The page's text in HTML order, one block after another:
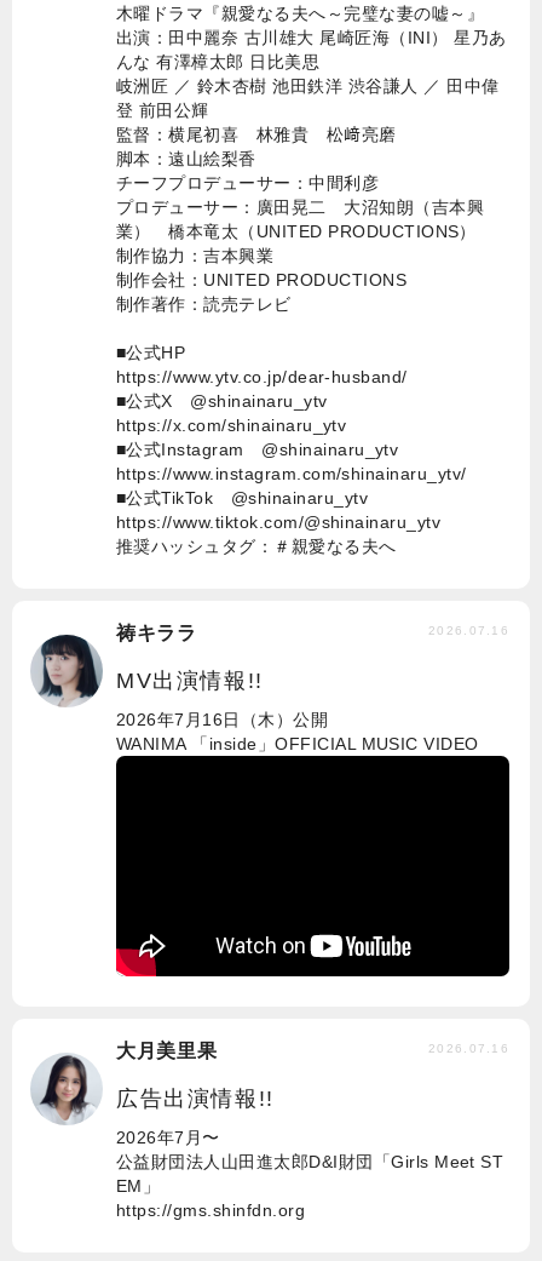
木曜ドラマ『親愛なる夫へ～完璧な妻の嘘～』
出演：田中麗奈 古川雄大 尾崎匠海（INI） 星乃あ
んな 有澤樟太郎 日比美思
岐洲匠 ／ 鈴木杏樹 池田鉄洋 渋谷謙人 ／ 田中偉
登 前田公輝
監督：横尾初喜 林雅貴 松﨑亮磨
脚本：遠山絵梨香
チーフプロデューサー：中間利彦
プロデューサー：廣田晃二 大沼知朗（吉本興
業） 橋本竜太（UNITED PRODUCTIONS）
制作協力：吉本興業
制作会社：UNITED PRODUCTIONS
制作著作：読売テレビ
■公式HP
https://www.ytv.co.jp/dear-husband/
■公式X @shinainaru_ytv
https://x.com/shinainaru_ytv
■公式Instagram @shinainaru_ytv
https://www.instagram.com/shinainaru_ytv/
■公式TikTok @shinainaru_ytv
https://www.tiktok.com/@shinainaru_ytv
推奨ハッシュタグ：＃親愛なる夫へ
祷キララ
MV出演情報!!
2026年7月16日（木）公開
WANIMA 「inside」OFFICIAL MUSIC VIDEO
2026.07.16
大月美里果
広告出演情報!!
2026年7月〜
公益財団法人山田進太郎D&I財団「Girls Meet ST
EM」
https://gms.shinfdn.org
2026.07.16